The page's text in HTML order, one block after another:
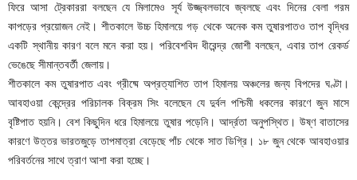
ফিরে আসা ট্রেকাররা বলছেন যে মিলামেও সূর্য উজ্জ্বলভাবে জ্বলছে এবং দিনের বেলা গরম
কাপড়ের প্রয়োজন নেই। শীতকালে উচ্চ হিমালয়ে গড় থেকে অনেক কম তুষারপাতও তাপ বৃদ্ধির
একটি স্থানীয় কারণ বলে মনে করা হয়। পরিবেশবিদ ধীরেন্দ্র জোশী বলছেন, এবার তাপ রেকর্ড
ভেঙেছে সীমান্তবর্তী জেলায়।
শীতকালে কম তুষারপাত এবং গ্রীষ্মে অপ্রত্যাশিত তাপ হিমালয় অঞ্চলের জন্য বিপদের ঘণ্টা।
আবহাওয়া কেন্দ্রের পরিচালক বিক্রম সিং বলেছেন যে দুর্বল পশ্চিমী ধকলের কারণে জুন মাসে
বৃষ্টিপাত হয়নি। বেশ কিছুদিন ধরে হিমালয়ে তুষার পড়েনি। আর্দ্রতা অনুপস্থিত। উষ্ণ বাতাসের
কারণে উত্তর ভারতজুড়ে তাপমাত্রা বেড়েছে পাঁচ থেকে সাত ডিগ্রি। ১৮ জুন থেকে আবহাওয়ার
পরিবর্তনের সাথে ত্রাণ আশা করা হচ্ছে।